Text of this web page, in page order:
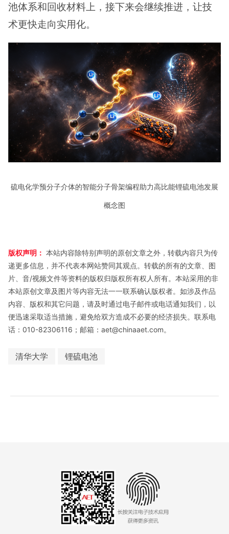
池体系和回收材料上，接下来会继续推进，让技
术更快走向实用化。
硫电化学预分子介体的智能分子骨架编程助力高比能锂硫电池发展
概念图
版权声明： 本站内容除特别声明的原创文章之外，转载内容只为传
递更多信息，并不代表本网站赞同其观点。转载的所有的文章、图
片、音/视频文件等资料的版权归版权所有权人所有。本站采用的非
本站原创文章及图片等内容无法一一联系确认版权者。如涉及作品
内容、版权和其它问题，请及时通过电子邮件或电话通知我们，以
便迅速采取适当措施，避免给双方造成不必要的经济损失。联系电
话：010-82306116；邮箱：aet@chinaaet.com。
清华大学 锂硫电池